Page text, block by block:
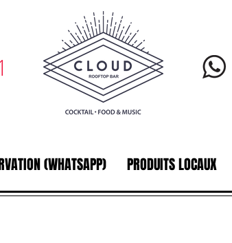
(WHATSAPP) PRODUITS LOCAUX